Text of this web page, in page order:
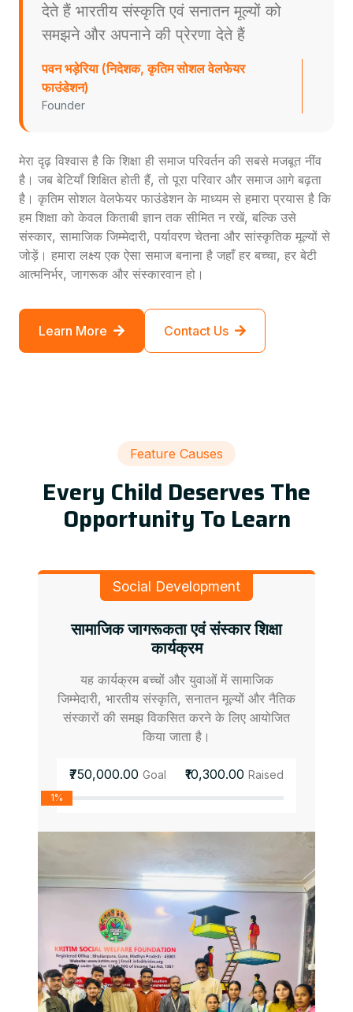
देते हैं भारतीय संस्कृति एवं सनातन मूल्यों को
समझने और अपनाने की प्रेरणा देते हैं
पवन भड़ेरिया (निदेशक, कृतिम सोशल वेलफेयर
फाउंडेशन)
Founder
मेरा दृढ़ विश्वास है कि शिक्षा ही समाज परिवर्तन की सबसे मजबूत नींव
है। जब बेटियाँ शिक्षित होती हैं, तो पूरा परिवार और समाज आगे बढ़ता
है। कृतिम सोशल वेलफेयर फाउंडेशन के माध्यम से हमारा प्रयास है कि
हम शिक्षा को केवल किताबी ज्ञान तक सीमित न रखें, बल्कि उसे
संस्कार, सामाजिक जिम्मेदारी, पर्यावरण चेतना और सांस्कृतिक मूल्यों से
जोड़ें। हमारा लक्ष्य एक ऐसा समाज बनाना है जहाँ हर बच्चा, हर बेटी
आत्मनिर्भर, जागरूक और संस्कारवान हो।
Learn More Contact Us
Feature Causes
Every Child Deserves The
Opportunity To Learn
Social Development
सामाजिक जागरूकता एवं संस्कार शिक्षा
कार्यक्रम
यह कार्यक्रम बच्चों और युवाओं में सामाजिक
जिम्मेदारी, भारतीय संस्कृति, सनातन मूल्यों और नैतिक
संस्कारों की समझ विकसित करने के लिए आयोजित
किया जाता है।
₹750,000.00 Goal ₹10,300.00 Raised
1%